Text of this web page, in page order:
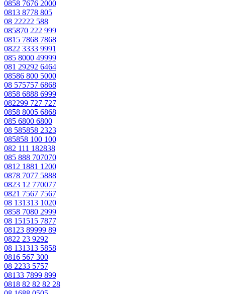
0858 7676 2000
0813 8778 805
08 22222 588
085870 222 999
0815 7868 7868
0822 3333 9991
085 8000 49999
081 29292 6464
08586 800 5000
08 575757 6868
0858 6888 6999
082299 727 727
0858 8005 6868
085 6800 6800
08 585858 2323
085858 100 100
082 111 182838
085 888 707070
0812 1881 1200
0878 7077 5888
0823 12 770077
0821 7567 7567
08 131313 1020
0858 7080 2999
08 151515 7877
08123 89999 89
0822 23 9292
08 131313 5858
0816 567 300
08 2233 5757
08133 7899 899
0818 82 82 82 28